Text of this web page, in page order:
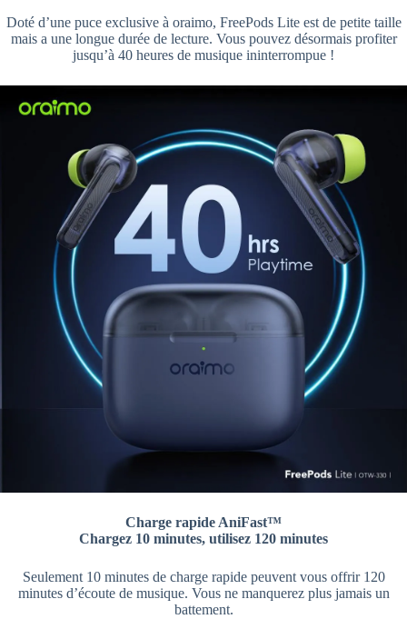
Doté d’une puce exclusive à oraimo, FreePods Lite est de petite taille
mais a une longue durée de lecture. Vous pouvez désormais profiter
jusqu’à 40 heures de musique ininterrompue !
Charge rapide AniFast™
Chargez 10 minutes, utilisez 120 minutes
Seulement 10 minutes de charge rapide peuvent vous offrir 120
minutes d’écoute de musique. Vous ne manquerez plus jamais un
battement.